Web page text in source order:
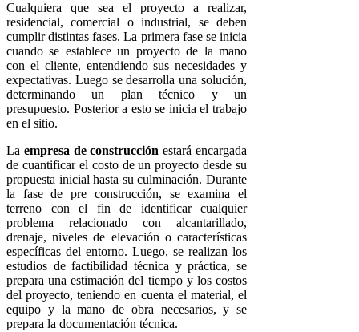
Cualquiera que sea el proyecto a realizar,
residencial, comercial o industrial, se deben
cumplir distintas fases. La primera fase se inicia
cuando se establece un proyecto de la mano
con el cliente, entendiendo sus necesidades y
expectativas. Luego se desarrolla una solución,
determinando un plan técnico y un
presupuesto. Posterior a esto se inicia el trabajo
en el sitio.
La empresa de construcción estará encargada
de cuantificar el costo de un proyecto desde su
propuesta inicial hasta su culminación. Durante
la fase de pre construcción, se examina el
terreno con el fin de identificar cualquier
problema relacionado con alcantarillado,
drenaje, niveles de elevación o características
específicas del entorno. Luego, se realizan los
estudios de factibilidad técnica y práctica, se
prepara una estimación del tiempo y los costos
del proyecto, teniendo en cuenta el material, el
equipo y la mano de obra necesarios, y se
prepara la documentación técnica.